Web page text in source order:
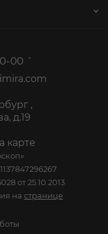
00
,
д.19
карте
от 25.10.2013
на странице